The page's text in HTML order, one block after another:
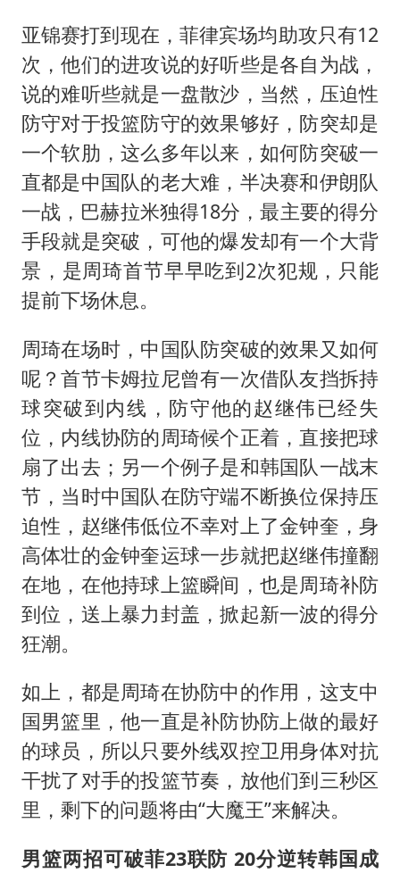
亚锦赛打到现在，菲律宾场均助攻只有12
次，他们的进攻说的好听些是各自为战，
说的难听些就是一盘散沙，当然，压迫性
防守对于投篮防守的效果够好，防突却是
一个软肋，这么多年以来，如何防突破一
直都是中国队的老大难，半决赛和伊朗队
一战，巴赫拉米独得18分，最主要的得分
手段就是突破，可他的爆发却有一个大背
景，是周琦首节早早吃到2次犯规，只能
提前下场休息。
周琦在场时，中国队防突破的效果又如何
呢？首节卡姆拉尼曾有一次借队友挡拆持
球突破到内线，防守他的赵继伟已经失
位，内线协防的周琦候个正着，直接把球
扇了出去；另一个例子是和韩国队一战末
节，当时中国队在防守端不断换位保持压
迫性，赵继伟低位不幸对上了金钟奎，身
高体壮的金钟奎运球一步就把赵继伟撞翻
在地，在他持球上篮瞬间，也是周琦补防
到位，送上暴力封盖，掀起新一波的得分
狂潮。
如上，都是周琦在协防中的作用，这支中
国男篮里，他一直是补防协防上做的最好
的球员，所以只要外线双控卫用身体对抗
干扰了对手的投篮节奏，放他们到三秒区
里，剩下的问题将由“大魔王”来解决。
男篮两招可破菲23联防 20分逆转韩国成